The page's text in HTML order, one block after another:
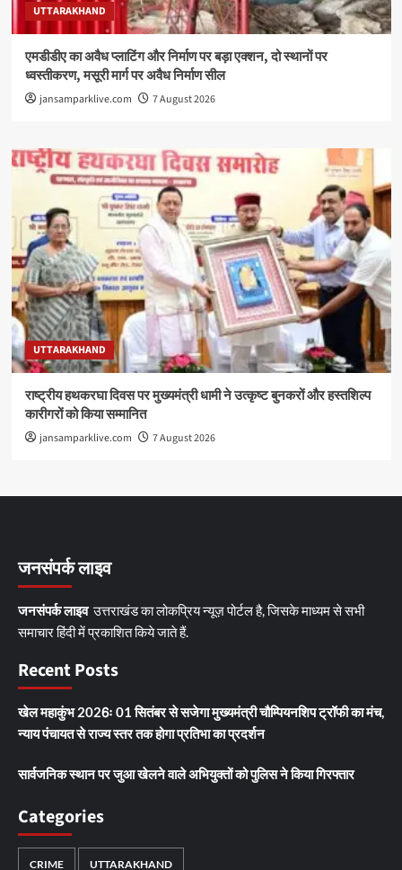
UTTARAKHAND
एमडीडीए का अवैध प्लाटिंग और निर्माण पर बड़ा एक्शन, दो स्थानों पर
ध्वस्तीकरण, मसूरी मार्ग पर अवैध निर्माण सील
jansamparklive.com 7 August 2026
UTTARAKHAND
राष्ट्रीय हथकरघा दिवस पर मुख्यमंत्री धामी ने उत्कृष्ट बुनकरों और हस्तशिल्प
कारीगरों को किया सम्मानित
jansamparklive.com 7 August 2026
जनसंपर्क लाइव
जनसंपर्क लाइवउत्तराखंड का लोकप्रिय न्यूज़ पोर्टल है, जिसके माध्यम से सभी
समाचार हिंदी में प्रकाशित किये जाते हैं.
Recent Posts
खेल महाकुंभ 2026ः 01 सितंबर से सजेगा मुख्यमंत्री चौम्पियनशिप ट्रॉफी का मंच,
न्याय पंचायत से राज्य स्तर तक होगा प्रतिभा का प्रदर्शन
सार्वजनिक स्थान पर जुआ खेलने वाले अभियुक्तों को पुलिस ने किया गिरफ्तार
Categories
CRIME UTTARAKHAND